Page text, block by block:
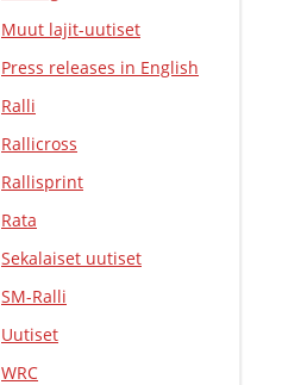
Muut lajit-uutiset
Press releases in English
Ralli
Rallicross
Rallisprint
Rata
Sekalaiset uutiset
SM-Ralli
Uutiset
WRC